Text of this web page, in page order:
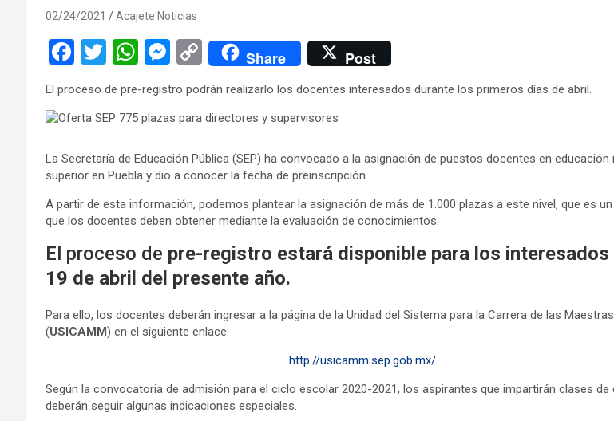
02/24/2021 Acajete Noticias
F
ce
b
o
o
k
T
wi
tt
er
W
at
s
A
p
p
M
se
n
g
er
C
o
py
Li
n
k
Share Post
El proceso de pre-registro podrán realizarlo los docentes interesados durante los primeros días de abril.
La Secretaría de Educación Pública (SEP) ha convocado a la asignación de puestos docentes en educación
superior en Puebla y dio a conocer la fecha de preinscripción.
A partir de esta información, podemos plantear la asignación de más de 1.000 plazas a este nivel, que es
que los docentes deben obtener mediante la evaluación de conocimientos.
El proceso de pre-registro estará disponible para los interesados
19 de abril del presente año.
Para ello, los docentes deberán ingresar a la página de la Unidad del Sistema para la Carrera de las
(USICAMM) en el siguiente enlace:
http://usicamm.sep.gob.mx/
Según la convocatoria de admisión para el ciclo escolar 2020-2021, los aspirantes que impartirán clases de
deberán seguir algunas indicaciones especiales.